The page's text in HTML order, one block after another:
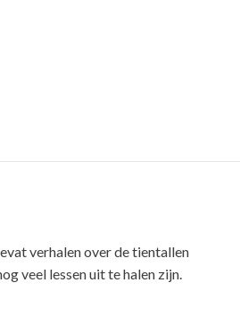
verhalen over de tientallen
veel lessen uit te halen zijn.